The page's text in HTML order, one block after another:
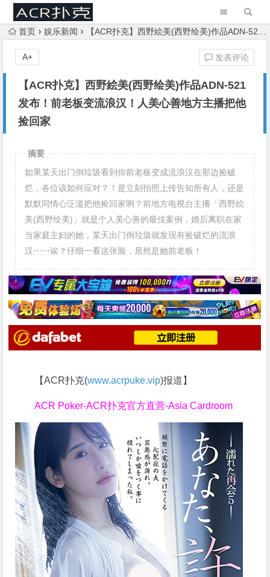
首页 娱乐新闻 【ACR扑克】西野絵美(西野绘美)作品ADN-521发布！前老板变流浪汉！人美心善地方主播把他捡回家
【ACR扑克】西野絵美(西野绘美)作品ADN-521
发布！前老板变流浪汉！人美心善地方主播把他
捡回家
发表评论
A+
摘要
如果某天出门倒垃圾看到你前老板变成流浪汉在那边捡破
烂，各位该如何应对？！是立刻拍照上传告知所有人，还是
默默同情心泛滥把他捡回家咧？前地方电视台主播「西野絵
美(西野绘美)」就是个人美心善的最佳案例，婚后离职在家
当家庭主妇的她，某天出门倒垃圾就发现有捡破烂的流浪
汉⋯⋯诶？仔细一看这张脸，居然是她前老板！
【ACR扑克(www.acrpuke.vip)报道】
ACR Poker-ACR扑克官方直营-Asia Cardroom